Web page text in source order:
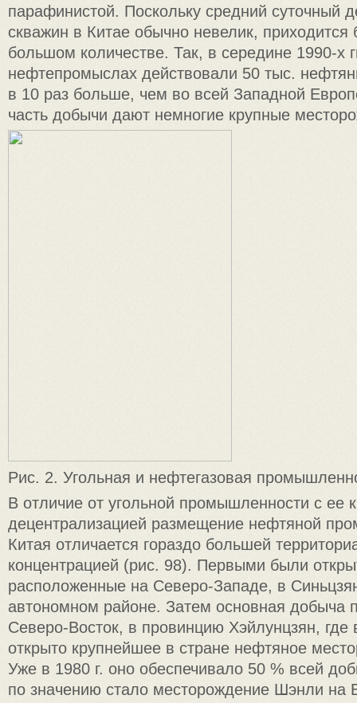
парафинистой. Поскольку средний суточный
скважин в Китае обычно невелик, приходится
большом количестве. Так, в середине 1990-х
нефтепромыслах действовали 50 тыс.
в 10 раз больше, чем во всей Западной
часть добычи дают немногие крупные
Рис. 2. Угольная и нефтегазовая
В отличие от угольной промышленности с ее
децентрализацией размещение нефтяной
Китая отличается гораздо большей
концентрацией (рис. 98). Первыми были
расположенные на Северо-Западе, в
автономном районе. Затем основная добыча
Северо-Восток, в провинцию Хэйлунцзян, где
открыто крупнейшее в стране нефтяное
Уже в 1980 г. оно обеспечивало 50 % всей
по значению стало месторождение Шэнли на